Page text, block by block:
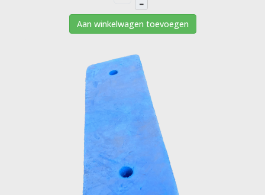
–
Aan winkelwagen toevoegen